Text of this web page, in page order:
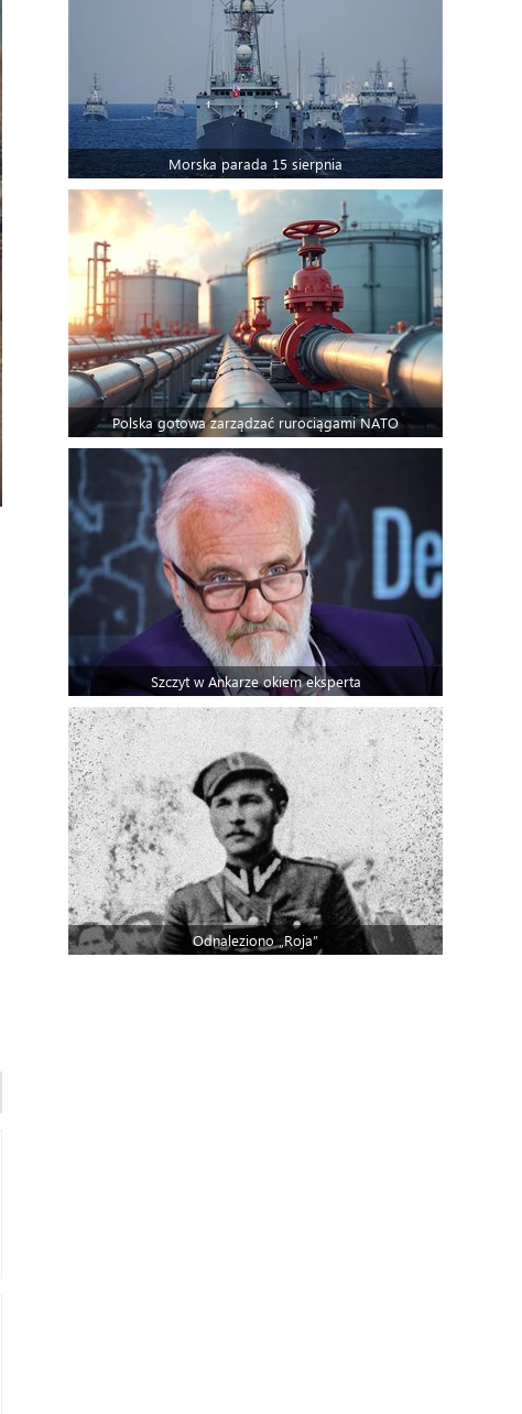
Morska parada 15 sierpnia
Polska gotowa zarządzać rurociągami NATO
Szczyt w Ankarze okiem eksperta
Odnaleziono „Roja”